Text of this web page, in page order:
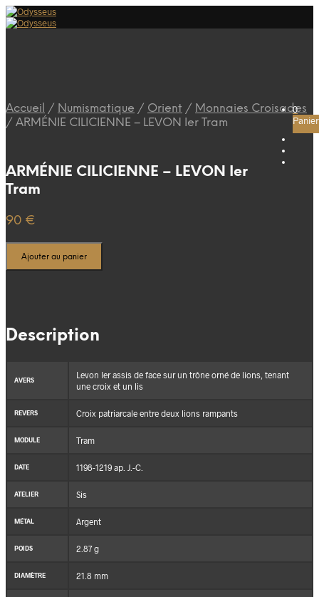
0
Panier
Accueil / Numismatique / Orient / Monnaies Croisades
/ ARMÉNIE CILICIENNE – LEVON Ier Tram
ARMÉNIE CILICIENNE – LEVON Ier
Tram
90 €
Ajouter au panier
Description
AVERS
Levon Ier assis de face sur un trône orné de lions, tenant
une croix et un lis
REVERS Croix patriarcale entre deux lions rampants
MODULE Tram
DATE 1198-1219 ap. J.-C.
ATELIER Sis
MÉTAL Argent
POIDS 2.87 g
DIAMÈTRE 21.8 mm